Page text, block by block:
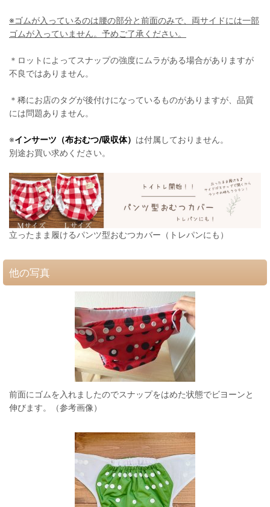
※ゴムが入っているのは腰の部分と前面のみで、両サイドには一部
ゴムが入っていません。予めご了承ください。
＊ロットによってスナップの強度にムラがある場合がありますが
不良ではありません。
＊稀にお店のタグが後付けになっているものがありますが、品質
には問題ありません。
※インサーツ（布おむつ/吸収体） は付属しておりません。
別途お買い求めください。
立ったまま履けるパンツ型おむつカバー（トレパンにも）
他の写真
前面にゴムを入れましたのでスナップをはめた状態でビヨーンと
伸びます。（参考画像）